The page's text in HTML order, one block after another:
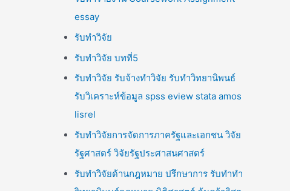
essay
รับทำวิจัย
รับทำวิจัย บทที่5
รับทำวิจัย รับจ้างทำวิจัย รับทำวิทยานิพนธ์
รับวิเคราะห์ข้อมูล spss eview stata amos
lisrel
รับทำวิจัยการจัดการภาครัฐและเอกชน วิจัย
รัฐศาสตร์ วิจัยรัฐประศาสนศาสตร์
รับทำวิจัยด้านกฎหมาย ปรึกษาการ รับทำทำ